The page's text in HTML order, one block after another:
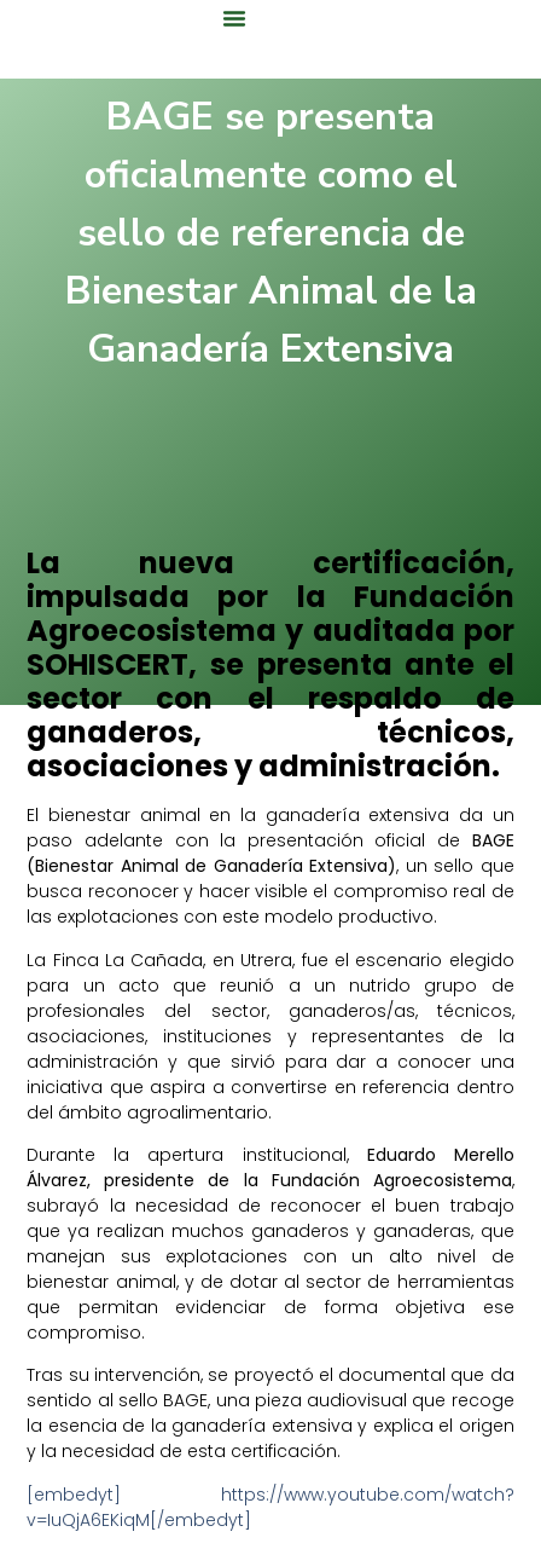
BAGE se presenta
oficialmente como el
sello de referencia de
Bienestar Animal de la
Ganadería Extensiva
La nueva certificación,
impulsada por la Fundación
Agroecosistema y auditada por
SOHISCERT, se presenta ante el
sector con el respaldo de
ganaderos, técnicos,
asociaciones y administración.
El bienestar animal en la ganadería extensiva da un
paso adelante con la presentación oficial de BAGE
(Bienestar Animal de Ganadería Extensiva), un sello que
busca reconocer y hacer visible el compromiso real de
las explotaciones con este modelo productivo.
La Finca La Cañada, en Utrera, fue el escenario elegido
para un acto que reunió a un nutrido grupo de
profesionales del sector, ganaderos/as, técnicos,
asociaciones, instituciones y representantes de la
administración y que sirvió para dar a conocer una
iniciativa que aspira a convertirse en referencia dentro
del ámbito agroalimentario.
Durante la apertura institucional, Eduardo Merello
Álvarez, presidente de la Fundación Agroecosistema,
subrayó la necesidad de reconocer el buen trabajo
que ya realizan muchos ganaderos y ganaderas, que
manejan sus explotaciones con un alto nivel de
bienestar animal, y de dotar al sector de herramientas
que permitan evidenciar de forma objetiva ese
compromiso.
Tras su intervención, se proyectó el documental que da
sentido al sello BAGE, una pieza audiovisual que recoge
la esencia de la ganadería extensiva y explica el origen
y la necesidad de esta certificación.
[embedyt] https://www.youtube.com/watch?
v=IuQjA6EKiqM[/embedyt]